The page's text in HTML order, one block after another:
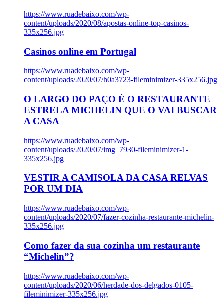
https://www.ruadebaixo.com/wp-
content/uploads/2020/08/apostas-online-top-casinos-
335x256.jpg
Casinos online em Portugal
https://www.ruadebaixo.com/wp-
content/uploads/2020/07/h0a3723-fileminimizer-335x256.jpg
O LARGO DO PAÇO É O RESTAURANTE
ESTRELA MICHELIN QUE O VAI BUSCAR
A CASA
https://www.ruadebaixo.com/wp-
content/uploads/2020/07/img_7930-fileminimizer-1-
335x256.jpg
VESTIR A CAMISOLA DA CASA RELVAS
POR UM DIA
https://www.ruadebaixo.com/wp-
content/uploads/2020/07/fazer-cozinha-restaurante-michelin-
335x256.jpg
Como fazer da sua cozinha um restaurante
“Michelin”?
https://www.ruadebaixo.com/wp-
content/uploads/2020/06/herdade-dos-delgados-0105-
fileminimizer-335x256.jpg